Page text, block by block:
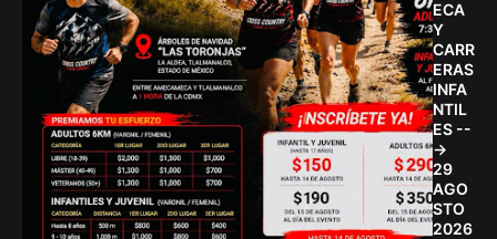
ECA
Y
CARR
ERAS
INFA
NTIL
ES --
->
29
AGO
STO
2026